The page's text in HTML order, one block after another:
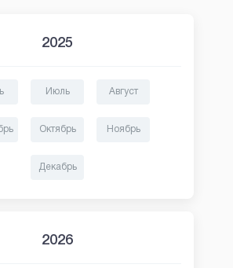
2025
Июль Август
Октябрь Ноябрь
Декабрь
2026